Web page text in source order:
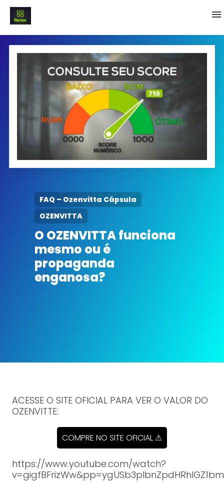
INICIO
Termo e Condições
Política Privacidade
SOBRE NÓS
FAQ – Ozenvitta Cápsula
OZENVITTA
O OZENVITTA funciona
mesmo ou é
propaganda
enganosa?
ACESSE O SITE OFICIAL PARA VER O VALOR DO
OZENVITTE:
COMPRE NO SITE OFICIAL ⚠
https://www.youtube.com/watch?